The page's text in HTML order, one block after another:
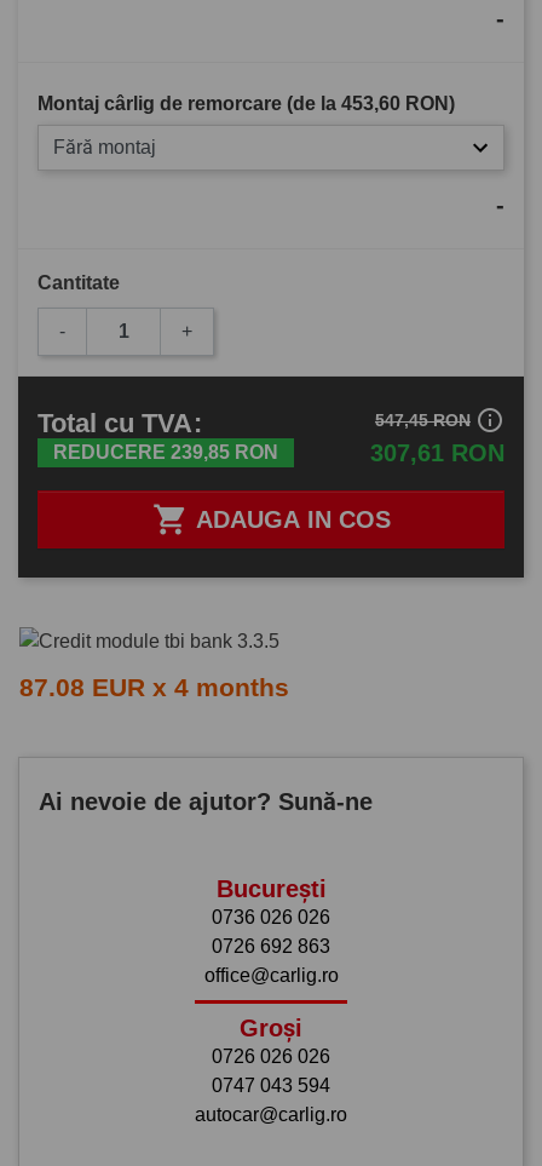
-
Montaj cârlig de remorcare (de la 453,60 RON)
Fără montaj
-
Cantitate
- +
 ADAUGA IN COS
Total cu TVA:
REDUCERE 239,85 RON 307,61 RON
547,45 RON info_outline
87.08 EUR x 4 months
Ai nevoie de ajutor? Sună-ne
București
0736 026 026
0726 692 863
office@carlig.ro
Groși
0726 026 026
0747 043 594
autocar@carlig.ro